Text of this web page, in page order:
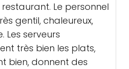
Le personnel
gentil, chaleureux,
Les serveurs
très bien les plats,
bien, donnent des